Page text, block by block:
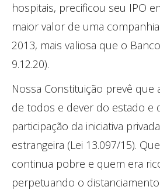
hospitais, precificou seu IPO
maior valor de uma
2013, mais valiosa que o
9.12.20).
Nossa Constituição prevê que
de todos e dever do estado e
participação da iniciativa
estrangeira (Lei 13.097/15).
continua pobre e quem era
perpetuando o